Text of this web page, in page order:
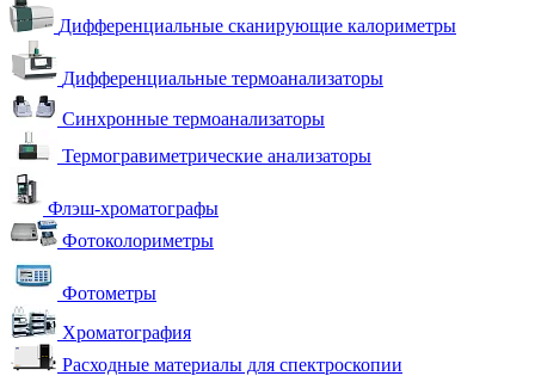
Дифференциальные сканирующие калориметры
Дифференциальные термоанализаторы
Синхронные термоанализаторы
Термогравиметрические анализаторы
Флэш-хроматографы
Фотоколориметры
Фотометры
Хроматография
Расходные материалы для спектроскопии